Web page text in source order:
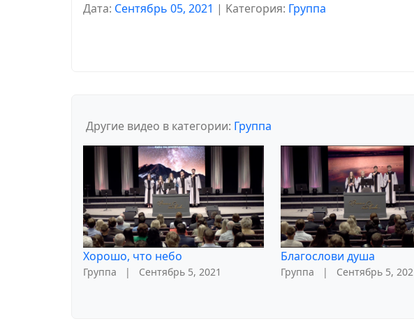
Дата: Сентябрь 05, 2021 | Kатегория: Группа
Другие видео в категории: Группа
Хорошо, что небо
Группа | Сентябрь 5, 2021
Благослови душа
Группа | Сентябрь 5,